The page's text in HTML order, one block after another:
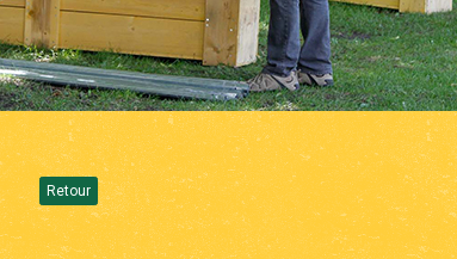
Retour